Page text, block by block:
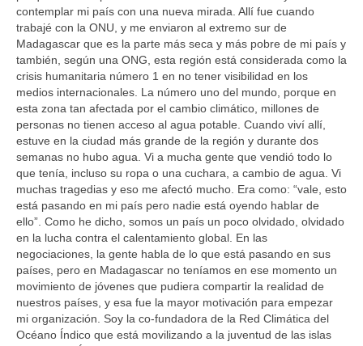
contemplar mi país con una nueva mirada. Allí fue cuando
trabajé con la ONU, y me enviaron al extremo sur de
Madagascar que es la parte más seca y más pobre de mi país y
también, según una ONG, esta región está considerada como la
crisis humanitaria número 1 en no tener visibilidad en los
medios internacionales. La número uno del mundo, porque en
esta zona tan afectada por el cambio climático, millones de
personas no tienen acceso al agua potable. Cuando viví allí,
estuve en la ciudad más grande de la región y durante dos
semanas no hubo agua. Vi a mucha gente que vendió todo lo
que tenía, incluso su ropa o una cuchara, a cambio de agua. Vi
muchas tragedias y eso me afectó mucho. Era como: “vale, esto
está pasando en mi país pero nadie está oyendo hablar de
ello”. Como he dicho, somos un país un poco olvidado, olvidado
en la lucha contra el calentamiento global. En las
negociaciones, la gente habla de lo que está pasando en sus
países, pero en Madagascar no teníamos en ese momento un
movimiento de jóvenes que pudiera compartir la realidad de
nuestros países, y esa fue la mayor motivación para empezar
mi organización. Soy la co-fundadora de la Red Climática del
Océano Índico que está movilizando a la juventud de las islas